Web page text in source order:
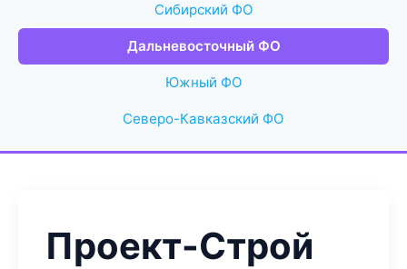
Сибирский ФО
Дальневосточный ФО
Южный ФО
Северо-Кавказский ФО
Проект-Строй